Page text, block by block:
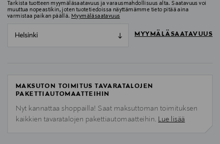
Tarkista tuotteen myymäläsaatavuus ja varausmahdollisuus alta. Saatavuus voi
muuttua nopeastikin, joten tuotetiedoissa näyttämämme tieto pitää aina
varmistaa paikan päällä. Myymäläsaatavuus
Helsinki MYYMÄLÄSAATAVUUS
MAKSUTON TOIMITUS TAVARATALOJEN
PAKETTIAUTOMAATTEIHIN
Nyt kannattaa shoppailla! Saat maksuttoman toimituksen
kaikkien tavaratalojen pakettiautomaatteihin. Lue lisää